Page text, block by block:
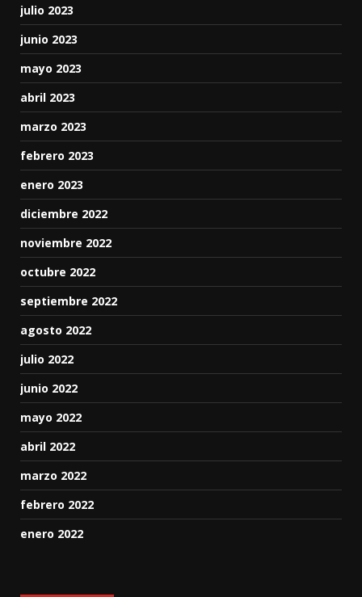
julio 2023
junio 2023
mayo 2023
abril 2023
marzo 2023
febrero 2023
enero 2023
diciembre 2022
noviembre 2022
octubre 2022
septiembre 2022
agosto 2022
julio 2022
junio 2022
mayo 2022
abril 2022
marzo 2022
febrero 2022
enero 2022